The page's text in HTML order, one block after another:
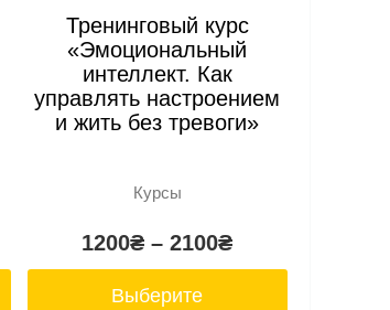
Тренинговый курс
«Эмоциональный
интеллект. Как
управлять настроением
и жить без тревоги»
Курсы
1200₴ – 2100₴
Выберите